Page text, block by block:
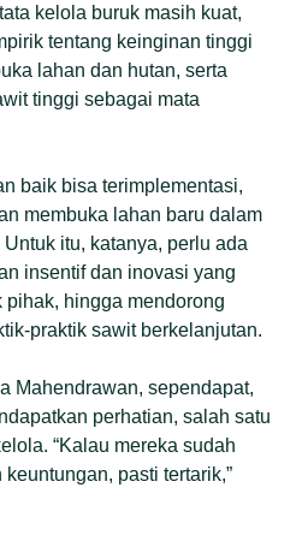
kelola buruk masih kuat,
tentang keinginan tinggi
lahan dan hutan, serta
tinggi sebagai mata
baik bisa terimplementasi,
membuka lahan baru dalam
itu, katanya, perlu ada
insentif dan inovasi yang
hingga mendorong
praktik sawit berkelanjutan.
Mahendrawan, sependapat,
perhatian, salah satu
“Kalau mereka sudah
pasti tertarik,”